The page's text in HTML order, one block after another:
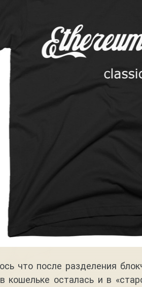
что после разделения
кошельке осталась и в